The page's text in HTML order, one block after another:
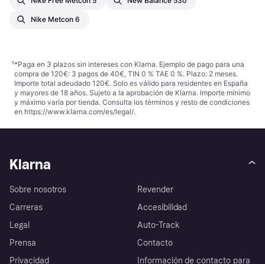
Nike Metcon 6
¹*Paga en 3 plazos sin intereses con Klarna. Ejemplo de pago para una
compra de 120€: 3 pagos de 40€, TIN 0 % TAE 0 %. Plazo: 2 meses.
Importe total adeudado 120€. Solo es válido para residentes en España
y mayores de 18 años. Sujeto a la aprobación de Klarna. Importe mínimo
y máximo varía por tienda. Consulta los términos y resto de condiciones
en https://www.klarna.com/es/legal/.
Klarna
Sobre nosotros
Carreras
Legal
Prensa
Privacidad
Revender
Accesibilidad
Auto-Track
Contacto
Información de contacto para